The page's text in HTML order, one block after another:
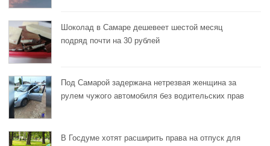
Шоколад в Самаре дешевеет шестой месяц
подряд почти на 30 рублей
Под Самарой задержана нетрезвая женщина за
рулем чужого автомобиля без водительских прав
В Госдуме хотят расширить права на отпуск для